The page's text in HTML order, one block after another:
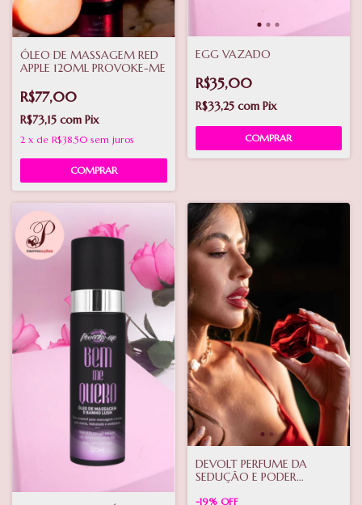
ÓLEO DE MASSAGEM RED
APPLE 120ML PROVOKE-ME
R$77,00
R$73,15 com Pix
2 x de R$38,50 sem juros
EGG VAZADO
R$35,00
R$33,25 com Pix
COMPRAR
DEVOLT PERFUME DA
SEDUÇÃO E PODER
-19% OFF